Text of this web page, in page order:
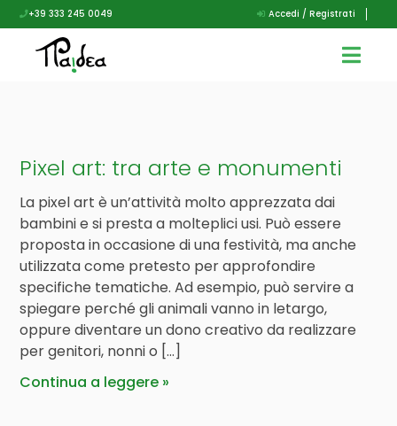
+39 333 245 0049 Accedi / Registrati
Pixel art: tra arte e monumenti
La pixel art è un’attività molto apprezzata dai
bambini e si presta a molteplici usi. Può essere
proposta in occasione di una festività, ma anche
utilizzata come pretesto per approfondire
specifiche tematiche. Ad esempio, può servire a
spiegare perché gli animali vanno in letargo,
oppure diventare un dono creativo da realizzare
per genitori, nonni o […]
Continua a leggere